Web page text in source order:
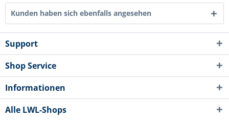
Kunden haben sich ebenfalls angesehen
Support
Shop Service
Informationen
Alle LWL-Shops